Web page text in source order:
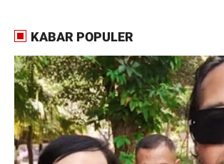
KABAR POPULER